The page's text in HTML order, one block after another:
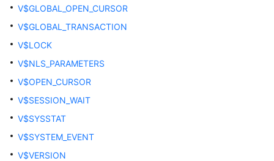
ADM_TAB_COL_STATISTICS
ADM_TAB_COLS
ADM_TAB_COLUMNS
V$GLOBAL_OPEN_CURSOR
V$GLOBAL_TRANSACTION
V$LOCK
V$NLS_PARAMETERS
V$OPEN_CURSOR
V$SESSION_WAIT
V$SYSSTAT
V$SYSTEM_EVENT
V$VERSION